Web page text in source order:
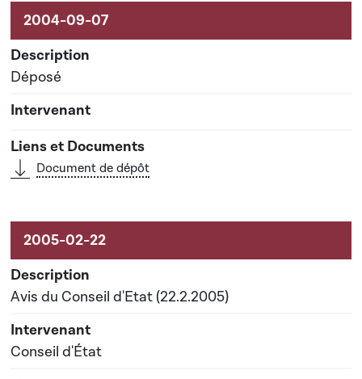
Activités sur le dossier
Déposé
Document de dépôt
Avis du Conseil d'Etat (22.2.2005)
Conseil d'État